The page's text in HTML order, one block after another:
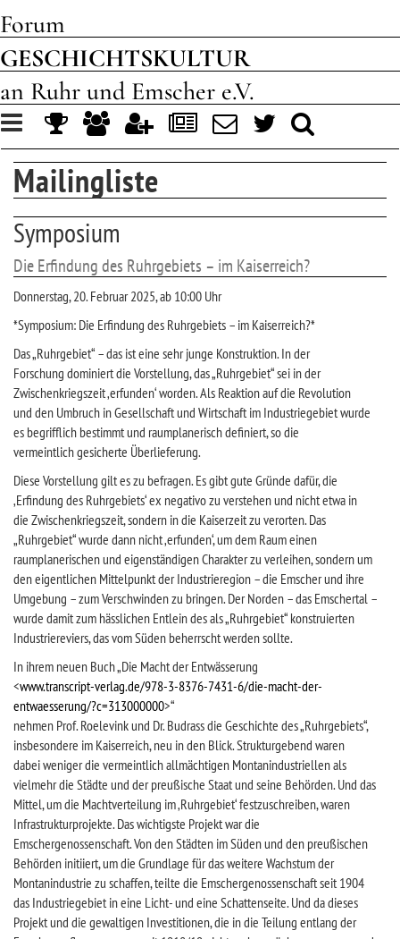
Forum
GESCHICHTSKULTUR
an Ruhr und Emscher e.V.
Toggle
navigation
Mailingliste
Symposium
Die Erfindung des Ruhrgebiets – im Kaiserreich?
Donnerstag, 20. Februar 2025, ab 10:00 Uhr
*Symposium: Die Erfindung des Ruhrgebiets – im Kaiserreich?*
Das „Ruhrgebiet“ – das ist eine sehr junge Konstruktion. In der
Forschung dominiert die Vorstellung, das „Ruhrgebiet“ sei in der
Zwischenkriegszeit ‚erfunden‘ worden. Als Reaktion auf die Revolution
und den Umbruch in Gesellschaft und Wirtschaft im Industriegebiet wurde
es begrifflich bestimmt und raumplanerisch definiert, so die
vermeintlich gesicherte Überlieferung.
Diese Vorstellung gilt es zu befragen. Es gibt gute Gründe dafür, die
‚Erfindung des Ruhrgebiets‘ ex negativo zu verstehen und nicht etwa in
die Zwischenkriegszeit, sondern in die Kaiserzeit zu verorten. Das
„Ruhrgebiet“ wurde dann nicht ‚erfunden‘, um dem Raum einen
raumplanerischen und eigenständigen Charakter zu verleihen, sondern um
den eigentlichen Mittelpunkt der Industrieregion – die Emscher und ihre
Umgebung – zum Verschwinden zu bringen. Der Norden – das Emschertal –
wurde damit zum hässlichen Entlein des als „Ruhrgebiet“ konstruierten
Industriereviers, das vom Süden beherrscht werden sollte.
In ihrem neuen Buch „Die Macht der Entwässerung
<www.transcript-verlag.de/978-3-8376-7431-6/die-macht-der-
entwaesserung/?c=313000000>“
nehmen Prof. Roelevink und Dr. Budrass die Geschichte des „Ruhrgebiets“,
insbesondere im Kaiserreich, neu in den Blick. Strukturgebend waren
dabei weniger die vermeintlich allmächtigen Montanindustriellen als
vielmehr die Städte und der preußische Staat und seine Behörden. Und das
Mittel, um die Machtverteilung im ‚Ruhrgebiet‘ festzuschreiben, waren
Infrastrukturprojekte. Das wichtigste Projekt war die
Emschergenossenschaft. Von den Städten im Süden und den preußischen
Behörden initiiert, um die Grundlage für das weitere Wachstum der
Montanindustrie zu schaffen, teilte die Emschergenossenschaft seit 1904
das Industriegebiet in eine Licht- und eine Schattenseite. Und da dieses
Projekt und die gewaltigen Investitionen, die in die Teilung entlang der